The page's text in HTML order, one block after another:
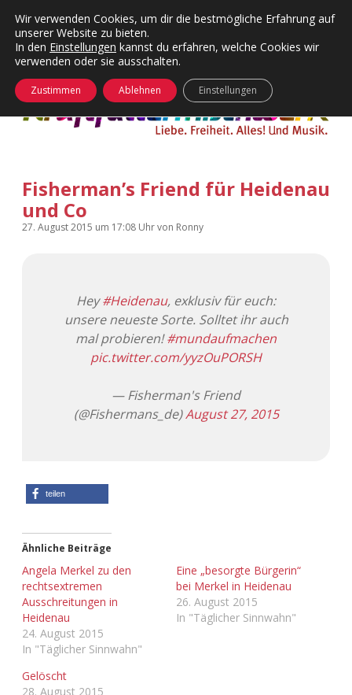
Kategorien
Menü
24 Hours Chilling
Die Wende
KFMW-Disco
kfmw.stuff
Nur mal so
Täglicher Sinnwahn
Wandnotizen
KFMW-Disco
Dates
Contact
Adventskalender
Adventskalender 2011
Adventskalender 2012
Adventskalender 2014
Adventskalender 2017
Adventskalender 2018
Adventskalender 2019
Adventskalender 2020
öffnen
Fisherman’s Friend für Heidenau
und Co
27. August 2015 um 17:08 Uhrvon Ronny
Hey#Heidenau, exklusiv für euch:
unsere neueste Sorte. Solltet ihr auch
mal probieren!#mundaufmachen
pic.twitter.com/yyzOuPORSH
— Fisherman's Friend
(@Fishermans_de)August 27, 2015
teilen
Ähnliche Beiträge
Angela Merkel zu den
rechtsextremen
Ausschreitungen in
Heidenau
24. August 2015
In "Täglicher Sinnwahn"
Eine „besorgte Bürgerin“
bei Merkel in Heidenau
26. August 2015
In "Täglicher Sinnwahn"
Gelöscht
28. August 2015
Wir verwenden Cookies, um dir die bestmögliche Erfahrung auf
unserer Website zu bieten.
In den Einstellungen kannst du erfahren, welche Cookies wir
verwenden oder sie ausschalten.
Zustimmen Ablehnen Einstellungen